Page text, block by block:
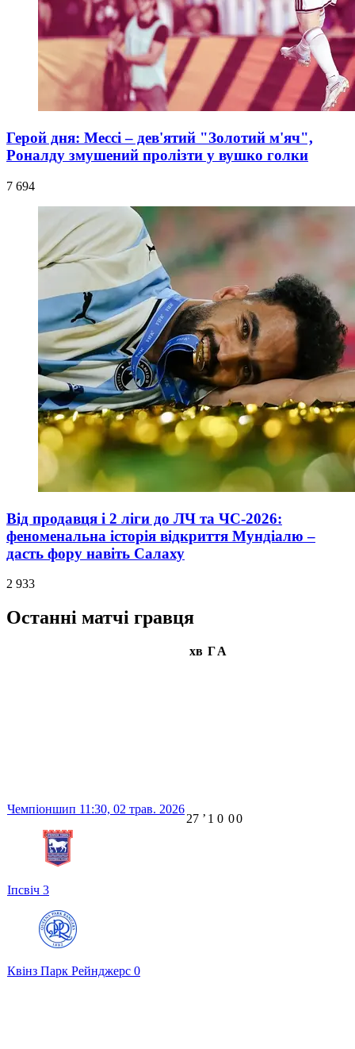
Герой дня: Мессі – дев'ятий "Золотий м'яч",
Роналду змушений пролізти у вушко голки
7 694
Від продавця і 2 ліги до ЛЧ та ЧС-2026:
феноменальна історія відкриття Мундіалю –
дасть фору навіть Салаху
2 933
Останні матчі гравця
хв ГА
Чемпіоншип 11:30, 02 трав. 2026
Іпсвіч 3
Квінз Парк Рейнджерс 0
27 ʼ 1 0 00